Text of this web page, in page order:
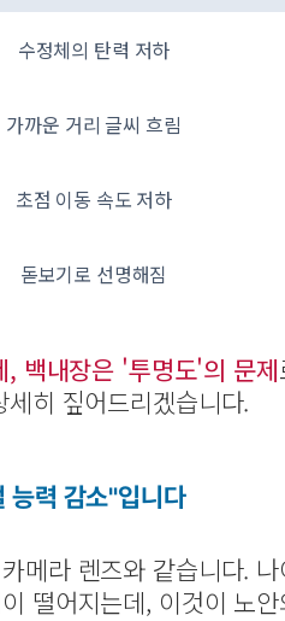
수정체의 탄력 저하
가까운 거리 글씨 흐림
초점 이동 속도 저하
돋보기로 선명해짐
백내장은 '투명도'의 문제
히 짚어드리겠습니다.
능력 감소"입니다
메라 렌즈와 같습니다.
떨어지는데, 이것이 노